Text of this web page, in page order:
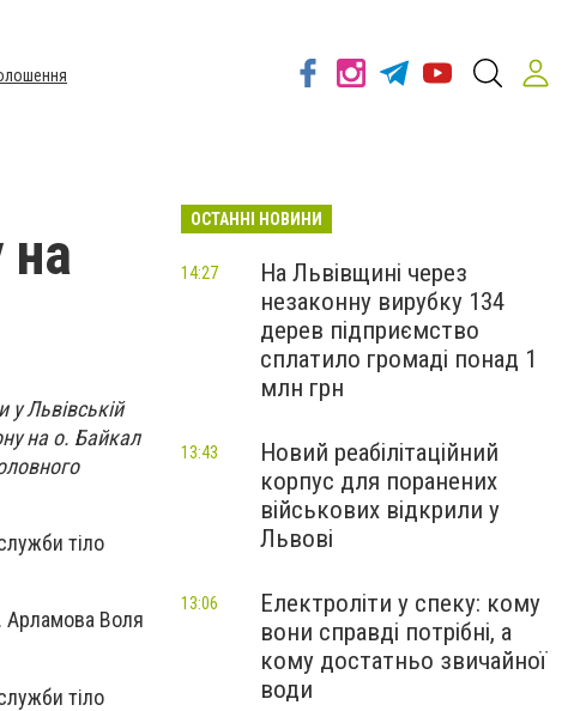
на
Львівській
на о. Байкал
тіло
Арламова Воля
тіло
ОСТАННІ НОВИНИ
На Львівщині через
незаконну вирубку 134
дерев підприємство
сплатило громаді понад 1
млн грн
14:27
Новий реабілітаційний
корпус для поранених
військових відкрили у
Львові
13:43
Електроліти у спеку: кому
вони справді потрібні, а
кому достатньо звичайної
води
13:06